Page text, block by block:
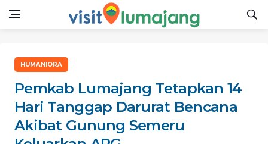
HUMANIORA
Pemkab Lumajang Tetapkan 14
Hari Tanggap Darurat Bencana
Akibat Gunung Semeru